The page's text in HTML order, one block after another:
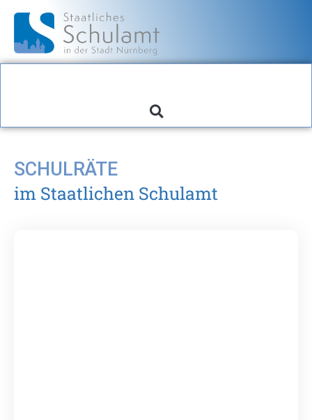
SCHULRÄTE
im Staatlichen Schulamt